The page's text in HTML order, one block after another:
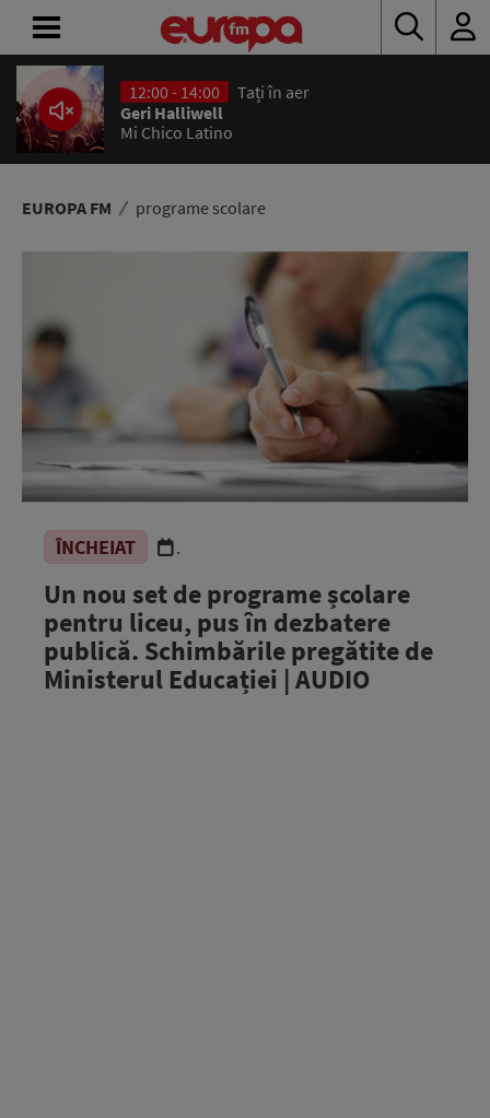
12:00 - 14:00
Tați în aer
Geri Halliwell
Mi Chico Latino
EUROPA FM programe scolare
ÎNCHEIAT .
Un nou set de programe școlare
pentru liceu, pus în dezbatere
publică. Schimbările pregătite de
Ministerul Educației | AUDIO
ACASĂ
ȘTIRI
RADIO
CONCURSURI
ASCULTĂ
LIVE